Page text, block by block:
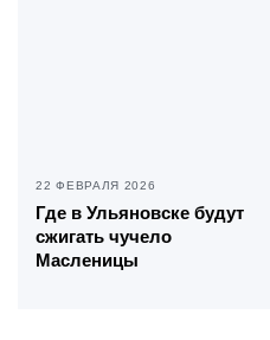
22 ФЕВРАЛЯ 2026
Где в Ульяновске будут
сжигать чучело
Масленицы